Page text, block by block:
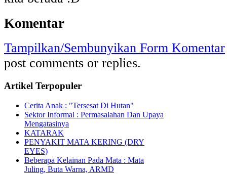
Komentar
Tampilkan/Sembunyikan Form Komentar
post comments or replies.
Artikel Terpopuler
Cerita Anak : "Tersesat Di Hutan"
Sektor Informal : Permasalahan Dan Upaya
Mengatasinya
KATARAK
PENYAKIT MATA KERING (DRY
EYES)
Beberapa Kelainan Pada Mata : Mata
Juling, Buta Warna, ARMD